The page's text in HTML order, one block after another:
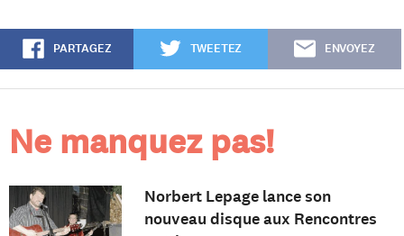
PARTAGEZ TWEETEZ ENVOYEZ
Ne manquez pas!
Norbert Lepage lance son
nouveau disque aux Rencontres